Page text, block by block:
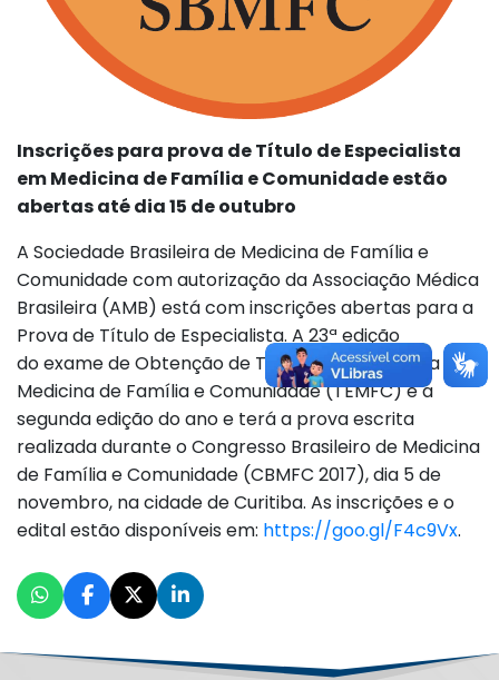
Inscrições para prova de Título de Especialista
em Medicina de Família e Comunidade estão
abertas até dia 15 de outubro
A Sociedade Brasileira de Medicina de Família e
Comunidade com autorização da Associação Médica
Brasileira (AMB) está com inscrições abertas para a
Prova de Título de Especialista. A 23ª edição
do exame de Obtenção de Título de Especialista em
Medicina de Família e Comunidade (TEMFC) é a
segunda edição do ano e terá a prova escrita
realizada durante o Congresso Brasileiro de Medicina
de Família e Comunidade (CBMFC 2017), dia 5 de
novembro, na cidade de Curitiba. As inscrições e o
edital estão disponíveis em: https://goo.gl/F4c9Vx.